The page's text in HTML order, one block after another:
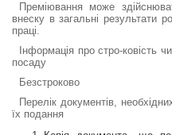
Преміювання може
внеску в загальні результати
праці.
Інформація про стро-ковість
посаду
Безстроково
Перелік документів,
їх подання